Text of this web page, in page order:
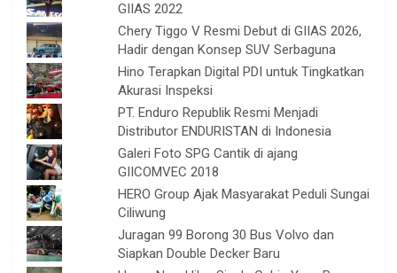
GIIAS 2022
Chery Tiggo V Resmi Debut di GIIAS 2026,
Hadir dengan Konsep SUV Serbaguna
Hino Terapkan Digital PDI untuk Tingkatkan
Akurasi Inspeksi
PT. Enduro Republik Resmi Menjadi
Distributor ENDURISTAN di Indonesia
Galeri Foto SPG Cantik di ajang
GIICOMVEC 2018
HERO Group Ajak Masyarakat Peduli Sungai
Ciliwung
Juragan 99 Borong 30 Bus Volvo dan
Siapkan Double Decker Baru